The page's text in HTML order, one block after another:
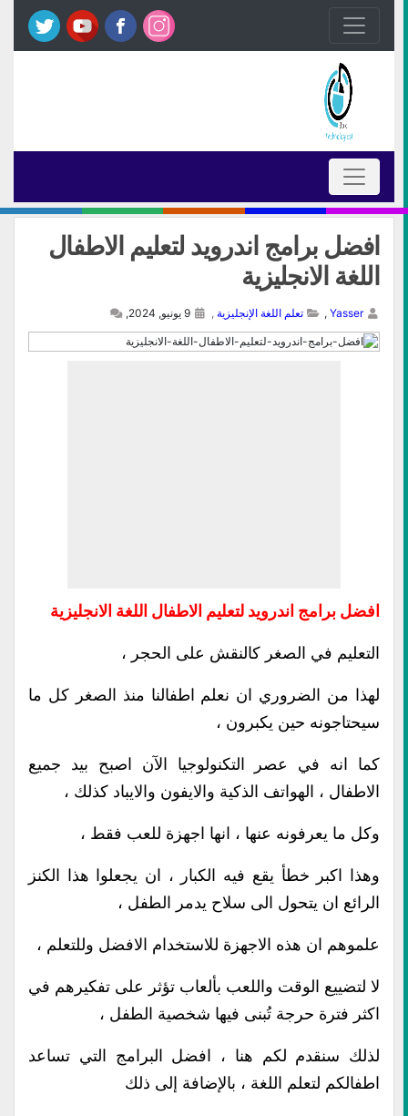
افضل برامج اندرويد لتعليم الاطفال
اللغة الانجليزية
Yasser
, تعلم اللغة الإنجليزية ,
افضل برامج اندرويد لتعليم الاطفال اللغة الانجليزية
التعليم في الصغر كالنقش على الحجر ،
لهذا من الضروري ان نعلم اطفالنا منذ الصغر كل ما
سيحتاجونه حين يكبرون ،
كما انه في عصر التكنولوجيا الآن اصبح بيد جميع
الاطفال ، الهواتف الذكية والايفون والايباد كذلك ،
وكل ما يعرفونه عنها ، انها اجهزة للعب فقط ،
وهذا اكبر خطأ يقع فيه الكبار ، ان يجعلوا هذا الكنز
الرائع ان يتحول الى سلاح يدمر الطفل ،
علموهم ان هذه الاجهزة للاستخدام الافضل وللتعلم ،
لا لتضييع الوقت واللعب بألعاب تؤثر على تفكيرهم في
اكثر فترة حرجة تُبنى فيها شخصية الطفل ،
لذلك سنقدم لكم هنا ، افضل البرامج التي تساعد
اطفالكم لتعلم اللغة ، بالإضافة إلى ذلك